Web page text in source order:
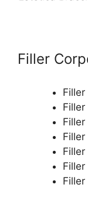
Filler